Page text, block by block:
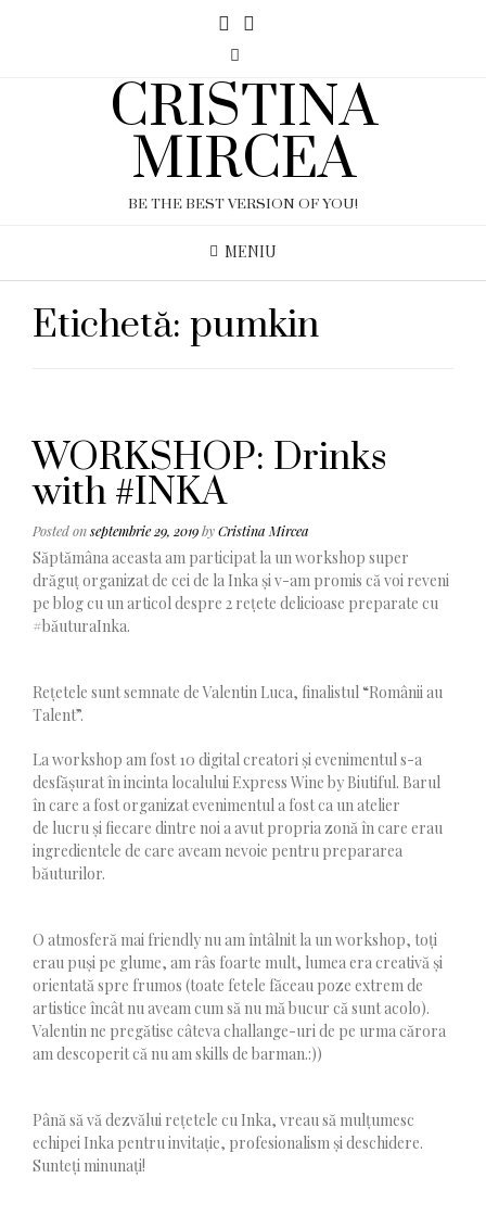
CRISTINA
MIRCEA
BE THE BEST VERSION OF YOU!
MENIU
Etichetă: pumkin
WORKSHOP: Drinks
with #INKA
Posted onseptembrie 29, 2019byCristina Mircea
Săptămâna aceasta am participat la un workshop super
drăguț organizat de cei de la Inka și v-am promis că voi reveni
pe blog cu un articol despre 2 rețete delicioase preparate cu
#băuturaInka.
Rețetele sunt semnate de Valentin Luca, finalistul “Românii au
Talent”.
La workshop am fost 10 digital creatori și evenimentul s-a
desfășurat în incinta localului Express Wine by Biutiful. Barul
în care a fostorganizatevenimentul a fostca un atelier
de lucru și fiecare dintre noi a avut propria zonă în care erau
ingredientele de care aveam nevoie pentru prepararea
băuturilor.
O atmosferă mai friendly nu am întâlnit la un workshop, toți
erau puși pe glume, am râs foarte mult, lumea era creativă și
orientată spre frumos (toate fetele făceau poze extrem de
artistice încât nu aveam cum să nu mă bucur că sunt acolo).
Valentin ne pregătise câteva challange-uri de pe urma cărora
am descoperit că nu am skills de barman.:))
Până să vă dezvălui rețetele cu Inka, vreau să mulțumesc
echipei Inka pentru invitație, profesionalism și deschidere.
Sunteți minunați!